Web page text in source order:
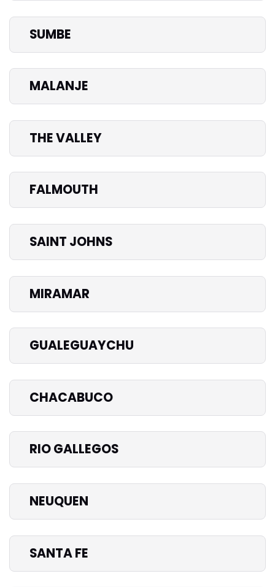
SUMBE
MALANJE
THE VALLEY
FALMOUTH
SAINT JOHNS
MIRAMAR
GUALEGUAYCHU
CHACABUCO
RIO GALLEGOS
NEUQUEN
SANTA FE